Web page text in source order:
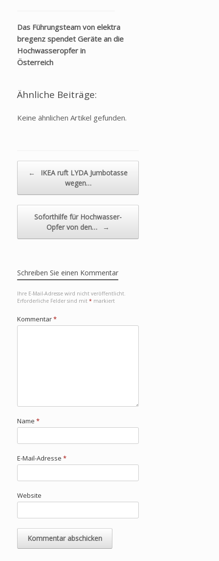
Das Führungsteam von elektra
bregenz spendet Geräte an die
Hochwasseropfer in
Österreich
Ähnliche Beiträge:
Keine ähnlichen Artikel gefunden.
←
IKEA ruft LYDA Jumbotasse
wegen…
Soforthilfe für Hochwasser-
Opfer von den…
→
Schreiben Sie einen Kommentar
Ihre E-Mail-Adresse wird nicht veröffentlicht.
Erforderliche Felder sind mit * markiert
Kommentar*
Name *
E-Mail-Adresse *
Website